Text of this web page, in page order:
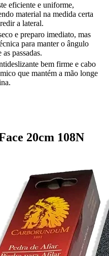
eficiente e uniforme,
material na medida certa
a lateral.
e preparo imediato, mas
para manter o ângulo
as passadas.
bem firme e cabo
que mantém a mão longe
20cm 108N